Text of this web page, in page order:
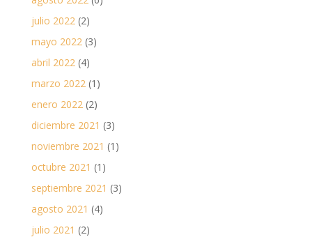
julio 2022(2)
mayo 2022(3)
abril 2022(4)
marzo 2022(1)
enero 2022(2)
diciembre 2021 (3)
noviembre 2021 (1)
octubre 2021 (1)
septiembre 2021 (3)
agosto 2021 (4)
julio 2021 (2)